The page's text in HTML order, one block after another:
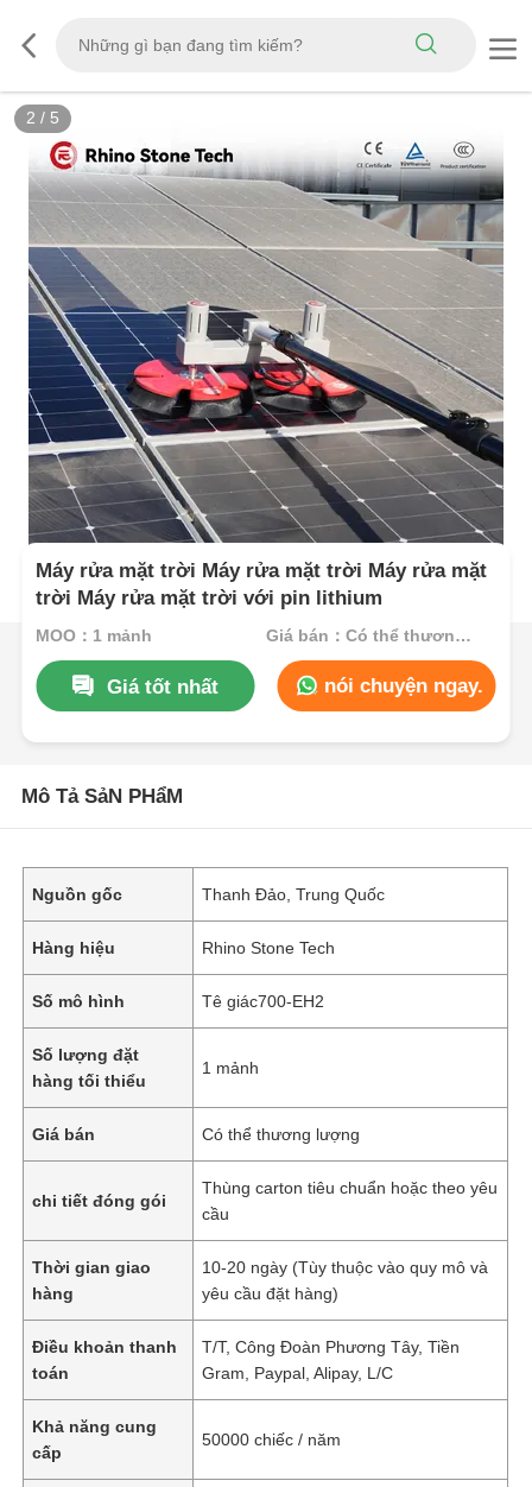
3 / 5
Máy rửa mặt trời Máy rửa mặt trời Máy rửa mặt
trời Máy rửa mặt trời với pin lithium
MOQ：1 mảnh Giá bán：Có thể thương lượng
Giá tốt nhất nói chuyện ngay.
Mô Tả SảN PHẩM
Nguồn gốc Thanh Đảo, Trung Quốc
Hàng hiệu Rhino Stone Tech
Số mô hình Tê giác700-EH2
Số lượng đặt
hàng tối thiểu
1 mảnh
Giá bán Có thể thương lượng
chi tiết đóng gói
Thùng carton tiêu chuẩn hoặc theo yêu
cầu
Thời gian giao
hàng
10-20 ngày (Tùy thuộc vào quy mô và
yêu cầu đặt hàng)
Điều khoản thanh
toán
T/T, Công Đoàn Phương Tây, Tiền
Gram, Paypal, Alipay, L/C
Khả năng cung
cấp
50000 chiếc / năm